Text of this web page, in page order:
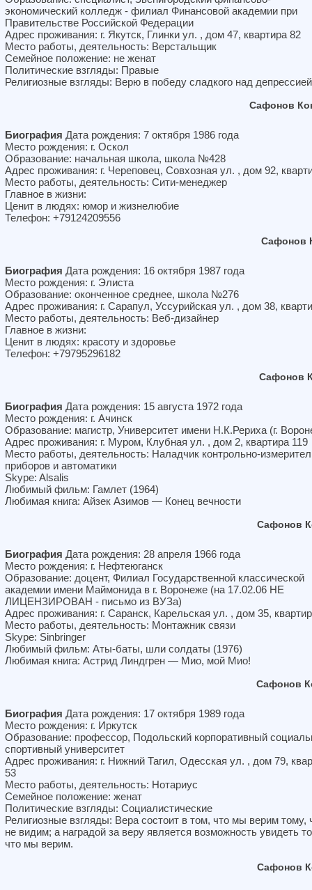
экономический колледж - филиал Финансовой академии при
Правительстве Российской Федерации
Адрес проживания: г. Якутск, Глинки ул. , дом 47, квартира 82
Место работы, деятельность: Верстальщик
Семейное положение: не женат
Политические взгляды: Правые
Религиозные взгляды: Верю в победу сладкого над
Сафонов
Биография Дата рождения: 7 октября 1986 года
Место рождения: г. Оскол
Образование: начальная школа, школа №428
Адрес проживания: г. Череповец, Совхозная ул. , дом 92,
Место работы, деятельность: Сити-менеджер
Главное в жизни:
Ценит в людях: юмор и жизнелюбие
Телефон: +79124209556
Сафонов
Биография Дата рождения: 16 октября 1987 года
Место рождения: г. Элиста
Образование: оконченное среднее, школа №276
Адрес проживания: г. Сарапул, Уссурийская ул. , дом 38,
Место работы, деятельность: Веб-дизайнер
Главное в жизни:
Ценит в людях: красоту и здоровье
Телефон: +79795296182
Сафонов
Биография Дата рождения: 15 августа 1972 года
Место рождения: г. Ачинск
Образование: магистр, Университет имени Н.К.Рериха (г.
Адрес проживания: г. Муром, Клубная ул. , дом 2, квартира 119
Место работы, деятельность: Наладчик контрольно-
приборов и автоматики
Skype: Alsalis
Любимый фильм: Гамлет (1964)
Любимая книга: Айзек Азимов — Конец вечности
Сафонов
Биография Дата рождения: 28 апреля 1966 года
Место рождения: г. Нефтеюганск
Образование: доцент, Филиал Государственной классической
академии имени Маймонида в г. Воронеже (на 17.02.06 НЕ
ЛИЦЕНЗИРОВАН - письмо из ВУЗа)
Адрес проживания: г. Саранск, Карельская ул. , дом 35,
Место работы, деятельность: Монтажник связи
Skype: Sinbringer
Любимый фильм: Аты-баты, шли солдаты (1976)
Любимая книга: Астрид Линдгрен — Мио, мой Мио!
Сафонов
Биография Дата рождения: 17 октября 1989 года
Место рождения: г. Иркутск
Образование: профессор, Подольский корпоративный
спортивный университет
Адрес проживания: г. Нижний Тагил, Одесская ул. , дом 79,
53
Место работы, деятельность: Нотариус
Семейное положение: женат
Политические взгляды: Социалистические
Религиозные взгляды: Вера состоит в том, что мы верим тому,
не видим; а наградой за веру является возможность увидеть
что мы верим.
Сафонов